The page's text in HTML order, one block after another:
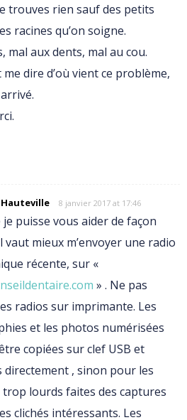
trouves rien sauf des petits
racines qu’on soigne.
mal aux dents, mal au cou.
dire d’où vient ce problème,
8 janvier 2017 at 17:46
puisse vous aider de façon
vaut mieux m’envoyer une radio
récente, sur «
» . Ne pas
radios sur imprimante. Les
et les photos numérisées
copiées sur clef USB et
directement , sinon pour les
trop lourds faites des captures
clichés intéressants. Les